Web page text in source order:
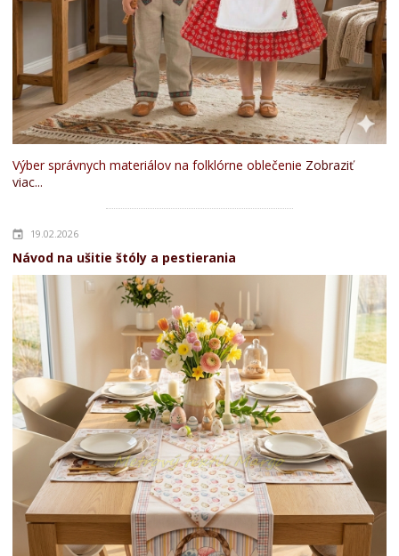
Výber správnych materiálov na folklórne oblečenie Zobraziť
viac...
19.02.2026
Návod na ušitie štóly a pestierania